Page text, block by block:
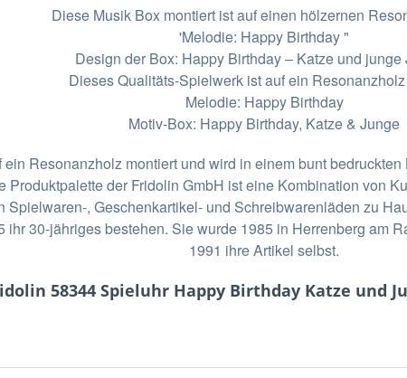
Diese Musik Box montiert ist auf einen hölzernen
'Melodie: Happy Birthday "
Design der Box: Happy Birthday – Katze und junge
Dieses Qualitäts-Spielwerk ist auf ein
Melodie: Happy Birthday
Motiv-Box: Happy Birthday, Katze & Junge
Resonanzholz montiert und wird in einem bunt
Produktpalette der Fridolin GmbH ist eine Kombination von
Spielwaren-, Geschenkartikel- und Schreibwarenläden zu
ihr 30-jähriges bestehen. Sie wurde 1985 in Herrenberg am
1991 ihre Artikel selbst.
58344 Spieluhr Happy Birthday Katze und